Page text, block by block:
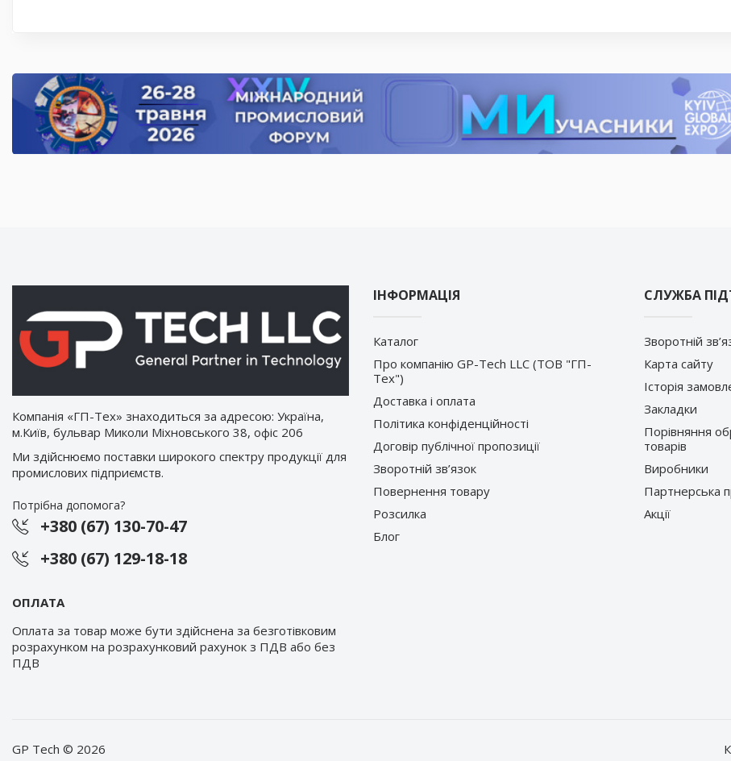
Компанія «ГП-Тех» знаходиться за адресою: Україна,
м.Київ, бульвар Миколи Міхновського 38, офіс 206
Ми здійснюємо поставки широкого спектру продукції для
промислових підприємств.
Потрібна допомога?
+380 (67) 130-70-47
+380 (67) 129-18-18
ОПЛАТА
Оплата за товар може бути здійснена за безготівковим
розрахунком на розрахунковий рахунок з ПДВ або без
ПДВ
ІНФОРМАЦІЯ
Каталог
Про компанію GP-Tech LLC (ТОВ "ГП-
Тех")
Доставка і оплата
Політика конфіденційності
Договір публічної пропозиції
Зворотній зв’язок
Повернення товару
Розсилка
Блог
СЛУЖБА
Зворотній
Карта сайту
Історія
Закладки
Порівняння
товарів
Виробники
Партнерська
Акції
GP Tech © 2026